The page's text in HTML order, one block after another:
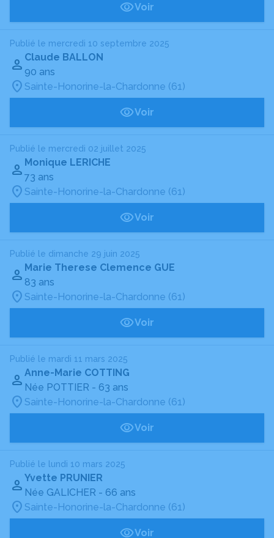
Voir
Publié le mercredi 10 septembre 2025
Claude BALLON
90 ans
Sainte-Honorine-la-Chardonne (61)
Voir
Publié le mercredi 02 juillet 2025
Monique LERICHE
73 ans
Sainte-Honorine-la-Chardonne (61)
Voir
Publié le dimanche 29 juin 2025
Marie Therese Clemence GUE
83 ans
Sainte-Honorine-la-Chardonne (61)
Voir
Publié le mardi 11 mars 2025
Anne-Marie COTTING
Née POTTIER - 63 ans
Sainte-Honorine-la-Chardonne (61)
Voir
Publié le lundi 10 mars 2025
Yvette PRUNIER
Née GALICHER - 66 ans
Sainte-Honorine-la-Chardonne (61)
Voir